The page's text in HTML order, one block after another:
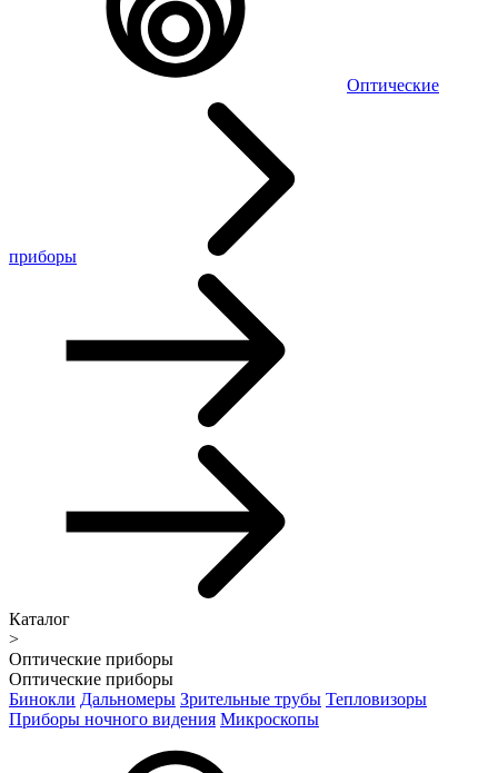
Оптические
приборы
Каталог
>
Оптические приборы
Оптические приборы
Бинокли Дальномеры Зрительные трубы Тепловизоры
Приборы ночного видения Микроскопы